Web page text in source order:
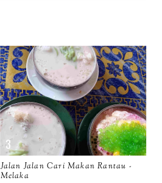
Jalan Jalan Cari Makan Rantau -
Melaka